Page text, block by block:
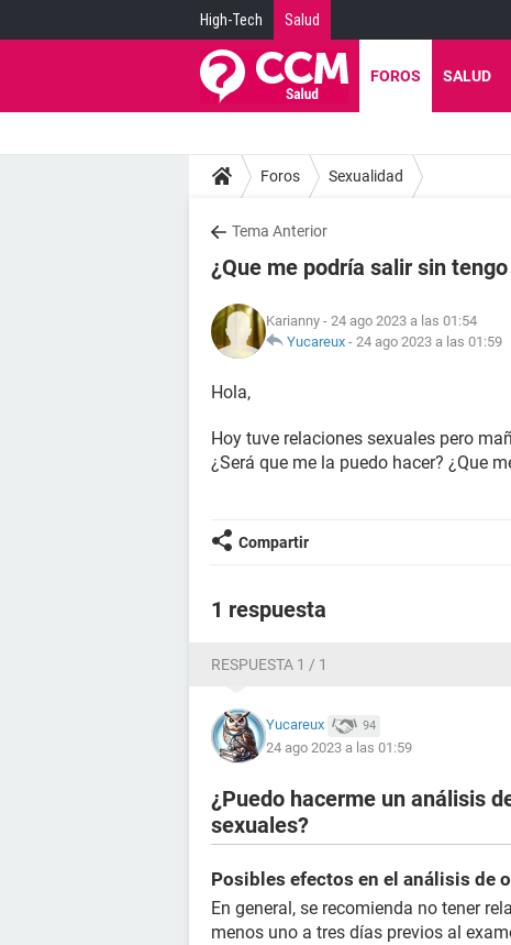
High-Tech Salud
FOROS SALUD
Foros Sexualidad
Tema Anterior
¿Que me podría salir sin
Karianny - 24 ago 2023 a las 01:54
Yucareux - 24 ago 2023 a las 01:59
Hola,
Hoy tuve relaciones sexuales pero
¿Será que me la puedo hacer? ¿Que
Compartir
1 respuesta
RESPUESTA 1 / 1
Yucareux 94
24 ago 2023 a las 01:59
¿Puedo hacerme un análisis
sexuales?
Posibles efectos en el análisis de
En general, se recomienda no tener
menos uno a tres días previos al